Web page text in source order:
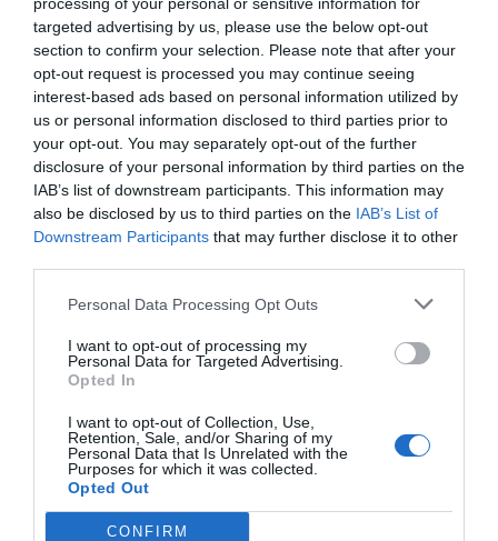
targeted advertising by us, please use the below opt-out
section to confirm your selection. Please note that after your
opt-out request is processed you may continue seeing
interest-based ads based on personal information utilized by
us or personal information disclosed to third parties prior to
your opt-out. You may separately opt-out of the further
disclosure of your personal information by third parties on the
IAB’s list of downstream participants. This information may
also be disclosed by us to third parties on the IAB’s List of
Downstream Participants that may further disclose it to other
Personal Data Processing Opt Outs
I want to opt-out of processing my
Personal Data for Targeted Advertising.
Opted In
I want to opt-out of Collection, Use,
Retention, Sale, and/or Sharing of my
Personal Data that Is Unrelated with the
Purposes for which it was collected.
Opted Out
CONFIRM
Η ανωνυμία είναι το καλύτερο κρησφύγετο δειλίας και
χυδαιότητας!
Σχόλια 0
Πρόσθεσε ένα σχόλιο
ΣΧΟΛΙΟ